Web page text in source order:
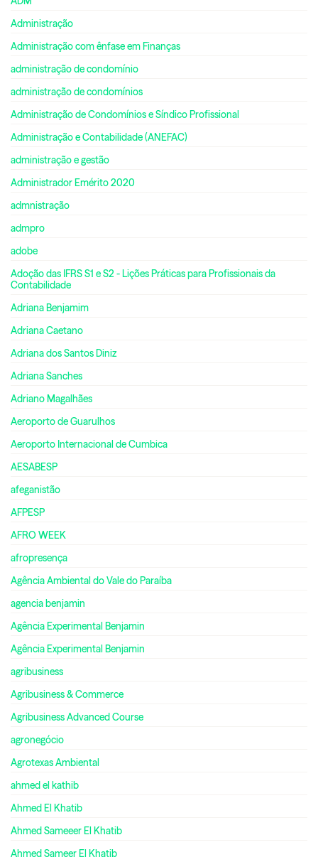
Administração
Administração com ênfase em Finanças
administração de condomínio
administração de condomínios
Administração de Condomínios e Síndico Profissional
Administração e Contabilidade (ANEFAC)
administração e gestão
Administrador Emérito 2020
admnistração
admpro
adobe
Adoção das IFRS S1 e S2 - Lições Práticas para Profissionais da
Contabilidade
Adriana Benjamim
Adriana Caetano
Adriana dos Santos Diniz
Adriana Sanches
Adriano Magalhães
Aeroporto de Guarulhos
Aeroporto Internacional de Cumbica
AESABESP
afeganistão
AFPESP
AFRO WEEK
afropresença
Agência Ambiental do Vale do Paraíba
agencia benjamin
Agência Experimental Benjamin
Agência Experimental Benjamin
agribusiness
Agribusiness & Commerce
Agribusiness Advanced Course
agronegócio
Agrotexas Ambiental
ahmed el kathib
Ahmed El Khatib
Ahmed Sameeer El Khatib
Ahmed Sameer El Khatib